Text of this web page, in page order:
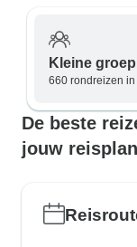
Kleine groep
660 rondreizen
De beste
jouw